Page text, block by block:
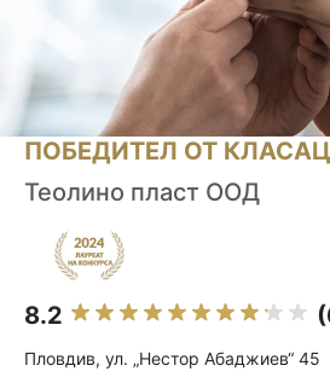
ПОБЕДИТЕЛ ОТ
Теолино пласт ООД
8.2
Пловдив, ул. „Нестор Абаджиев“ 45